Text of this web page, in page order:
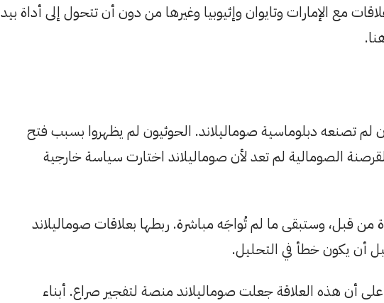
مع الإمارات وتايوان وإثيوبيا وغيرها من دون أن تتحول إلى أداة بيد
لم تصنعه دبلوماسية صوماليلاند. الحوثيون لم يظهروا بسبب فتح
الصومالية لم تعد لأن صوماليلاند اختارت سياسة خارجية
قبل، وستبقى ما لم تُواجَه مباشرة. ربطها بعلاقات صوماليلاند
أن يكون خطأ في التحليل.
أن هذه العلاقة جعلت صوماليلاند منصة لتفجير صراع. أبناء